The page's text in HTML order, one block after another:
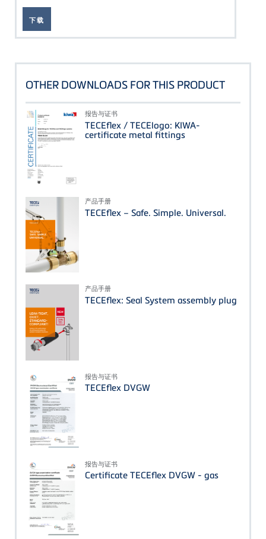
下载
OTHER DOWNLOADS FOR THIS PRODUCT
报告与证书
TECEflex / TECElogo: KIWA-
certificate metal fittings
产品手册
TECEflex – Safe. Simple. Universal.
产品手册
TECEflex: Seal System assembly plug
报告与证书
TECEflex DVGW
报告与证书
Certificate TECEflex DVGW - gas